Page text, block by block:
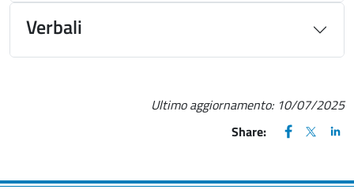
Verbali
Ultimo aggiornamento: 10/07/2025
Share:
FACEBOOK
(apre una
X
(apre